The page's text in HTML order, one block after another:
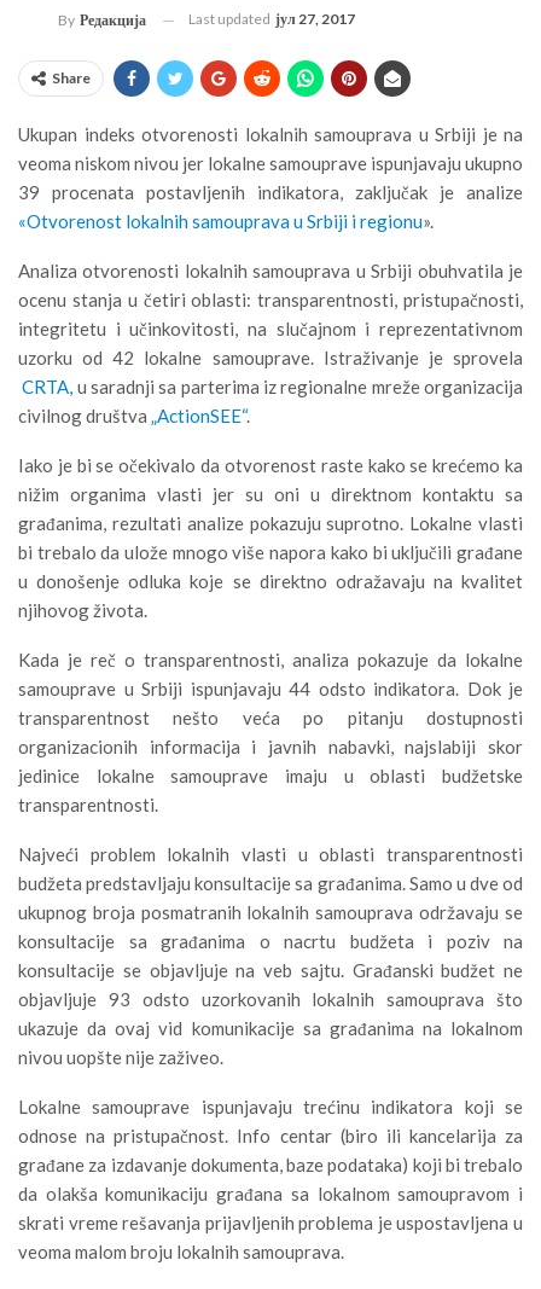
By Редакција Last updated јул 27, 2017
Share
Ukupan indeks otvorenosti lokalnih samouprava u Srbiji je na
veoma niskom nivou jer lokalne samouprave ispunjavaju ukupno
39 procenata postavljenih indikatora, zaključak je analize
«Otvorenost lokalnih samouprava u Srbiji i regionu».
Analiza otvorenosti lokalnih samouprava u Srbiji obuhvatila je
ocenu stanja u četiri oblasti: transparentnosti, pristupačnosti,
integritetu i učinkovitosti, na slučajnom i reprezentativnom
uzorku od 42 lokalne samouprave. Istraživanje je sprovela
CRTA, u saradnji sa parterima iz regionalne mreže organizacija
civilnog društva „ActionSEE“.
Iako je bi se očekivalo da otvorenost raste kako se krećemo ka
nižim organima vlasti jer su oni u direktnom kontaktu sa
građanima, rezultati analize pokazuju suprotno. Lokalne vlasti
bi trebalo da ulože mnogo više napora kako bi uključili građane
u donošenje odluka koje se direktno odražavaju na kvalitet
njihovog života.
Kada je reč o transparentnosti, analiza pokazuje da lokalne
samouprave u Srbiji ispunjavaju 44 odsto indikatora. Dok je
transparentnost nešto veća po pitanju dostupnosti
organizacionih informacija i javnih nabavki, najslabiji skor
jedinice lokalne samouprave imaju u oblasti budžetske
transparentnosti.
Najveći problem lokalnih vlasti u oblasti transparentnosti
budžeta predstavljaju konsultacije sa građanima. Samo u dve od
ukupnog broja posmatranih lokalnih samouprava održavaju se
konsultacije sa građanima o nacrtu budžeta i poziv na
konsultacije se objavljuje na veb sajtu. Građanski budžet ne
objavljuje 93 odsto uzorkovanih lokalnih samouprava što
ukazuje da ovaj vid komunikacije sa građanima na lokalnom
nivou uopšte nije zaživeo.
Lokalne samouprave ispunjavaju trećinu indikatora koji se
odnose na pristupačnost. Info centar (biro ili kancelarija za
građane za izdavanje dokumenta, baze podataka) koji bi trebalo
da olakša komunikaciju građana sa lokalnom samoupravom i
skrati vreme rešavanja prijavljenih problema je uspostavljena u
veoma malom broju lokalnih samouprava.